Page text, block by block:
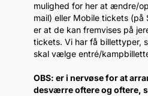
mulighed for her at ændre/
mail) eller Mobile tickets
er at de kan fremvises på
tickets. Vi har få billettyper,
skal vælge entré/
OBS: er i nervøse for at
desværre oftere og oftere,